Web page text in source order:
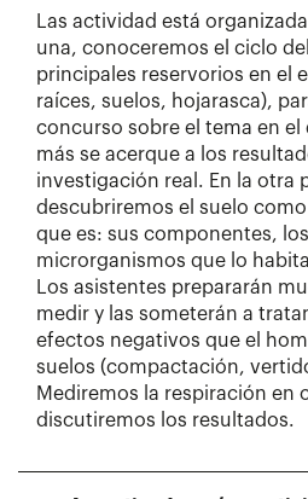
Las actividad está
una, conoceremos el ciclo
principales reservorios en el
raíces, suelos, hojarasca),
concurso sobre el tema en el
más se acerque a los
investigación real. En la otra
descubriremos el suelo
que es: sus componentes,
microrganismos que lo
Los asistentes prepararán
medir y las someterán a
efectos negativos que el
suelos (compactación,
Mediremos la respiración en
discutiremos los resultados.